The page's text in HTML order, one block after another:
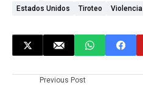
Estados Unidos Tiroteo Violencia
Previous Post